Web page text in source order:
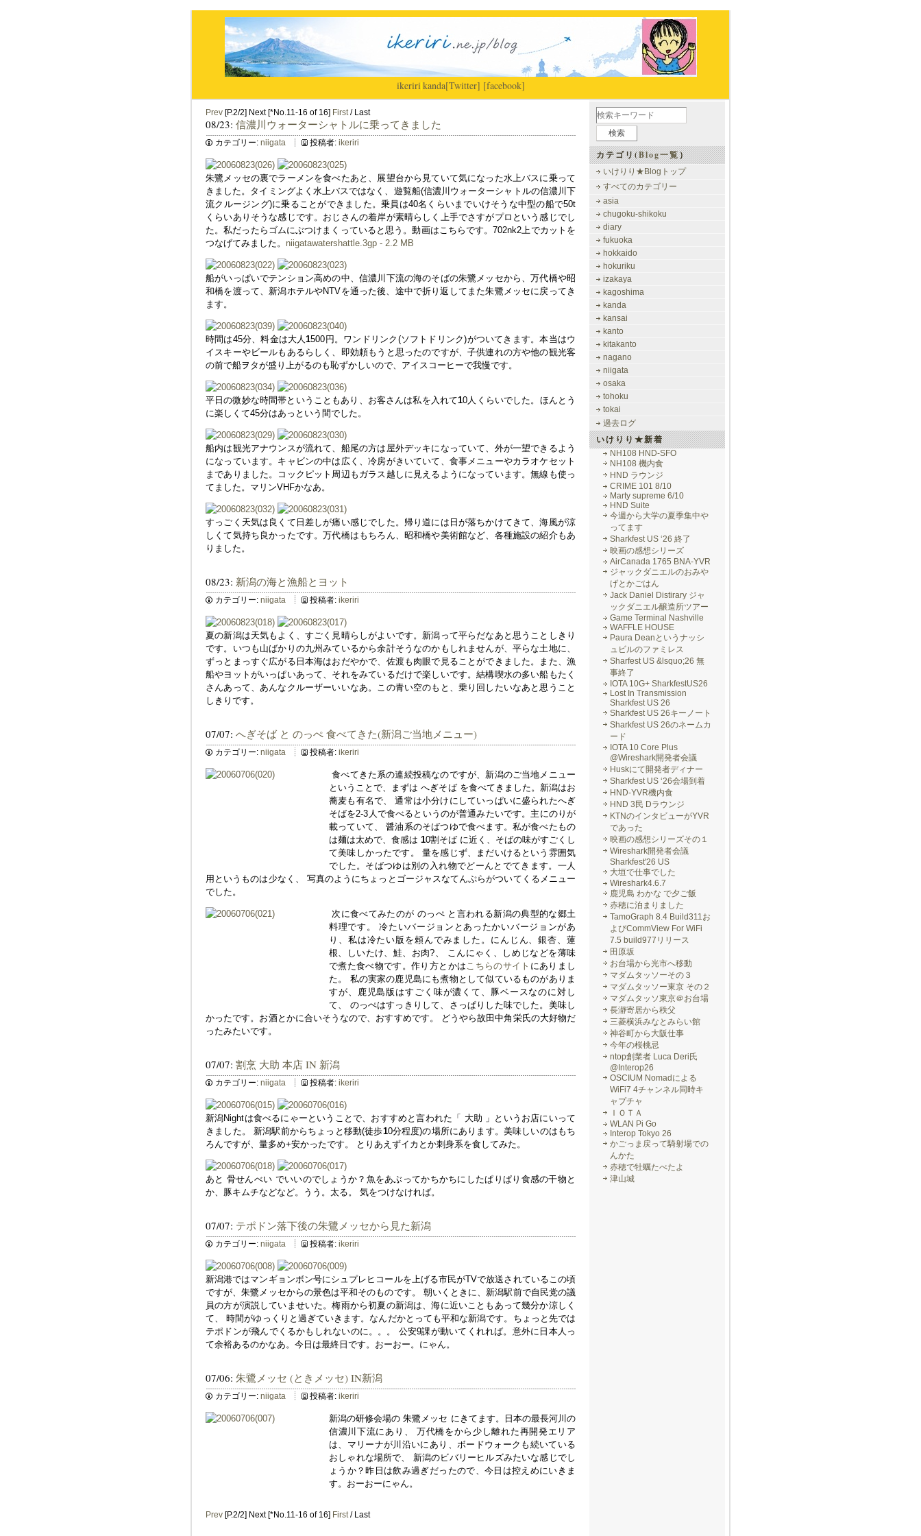
ikeriri|kanda[Twitter] [facebook]
Prev [P.2/2] Next [*No.11-16 of 16] First/ Last
08/23: 信濃川ウォーターシャトルに乗ってきました
カテゴリー: niigata 投稿者: ikeriri
朱鷺メッセの裏でラーメンを食べたあと、展望台から見ていて気になった水上バスに乗って
きました。タイミングよく水上バスではなく、遊覧船(信濃川ウォーターシャトルの信濃川下
流クルージング)に乗ることができました。乗員は40名くらいまでいけそうな中型の船で50t
くらいありそうな感じです。おじさんの着岸が素晴らしく上手でさすがプロという感じでし
た。私だったらゴムにぶつけまくっていると思う。動画はこちらです。702nk2上でカットを
つなげてみました。 niigatawatershattle.3gp - 2.2 MB
船がいっぱいでテンション高めの中、信濃川下流の海のそばの朱鷺メッセから、万代橋や昭
和橋を渡って、新潟ホテルやNTVを通った後、途中で折り返してまた朱鷺メッセに戻ってき
ます。
時間は45分、料金は大人1500円。ワンドリンク(ソフトドリンク)がついてきます。本当はウ
イスキーやビールもあるらしく、即効頼もうと思ったのですが、子供連れの方や他の観光客
の前で船ヲタが盛り上がるのも恥ずかしいので、アイスコーヒーで我慢です。
平日の微妙な時間帯ということもあり、お客さんは私を入れて10人くらいでした。ほんとう
に楽しくて45分はあっという間でした。
船内は観光アナウンスが流れて、船尾の方は屋外デッキになっていて、外が一望できるよう
になっています。キャビンの中は広く、冷房がきいていて、食事メニューやカラオケセット
までありました。コックピット周辺もガラス越しに見えるようになっています。無線も使っ
てました。マリンVHFかなあ。
すっごく天気は良くて日差しが痛い感じでした。帰り道には日が落ちかけてきて、海風が涼
しくて気持ち良かったです。万代橋はもちろん、昭和橋や美術館など、各種施設の紹介もあ
りました。
08/23: 新潟の海と漁船とヨット
カテゴリー: niigata 投稿者: ikeriri
夏の新潟は天気もよく、すごく見晴らしがよいです。新潟って平らだなあと思うことしきり
です。いつも山ばかりの九州みているから余計そうなのかもしれませんが、平らな土地に、
ずっとまっすぐ広がる日本海はおだやかで、佐渡も肉眼で見ることができました。また、漁
船やヨットがいっぱいあって、それをみているだけで楽しいです。結構喫水の多い船もたく
さんあって、あんなクルーザーいいなあ。この青い空のもと、乗り回したいなあと思うこと
しきりです。
07/07: へぎそば と のっぺ 食べてきた(新潟ご当地メニュー)
カテゴリー: niigata 投稿者: ikeriri
食べてきた系の連続投稿なのですが、新潟のご当地メニュー
ということで、まずは へぎそば を食べてきました。新潟はお
蕎麦も有名で、 通常は小分けにしていっぱいに盛られたへぎ
そばを2-3人で食べるというのが普通みたいです。主にのりが
載っていて、 醤油系のそばつゆで食べます。私が食べたもの
は麺は太めで、食感は 10割そば に近く、そばの味がすごくし
て美味しかったです。 量を感じず、まだいけるという雰囲気
でした。そばつゆは別の入れ物でどーんとでてきます。一人
用というものは少なく、 写真のようにちょっとゴージャスなてんぷらがついてくるメニュー
でした。
次に食べてみたのが のっぺ と言われる新潟の典型的な郷土
料理です。 冷たいバージョンとあったかいバージョンがあ
り、私は冷たい版を頼んでみました。にんじん、銀杏、蓮
根、しいたけ、鮭、お肉?、 こんにゃく、しめじなどを薄味
で煮た食べ物です。作り方とかはこちらのサイト にありまし
た。 私の実家の鹿児島にも煮物として似ているものがありま
すが、鹿児島版はすごく味が濃くて、豚ベースなのに対し
て、 のっぺはすっきりして、さっぱりした味でした。美味し
かったです。お酒とかに合いそうなので、おすすめです。 どうやら故田中角栄氏の大好物だ
ったみたいです。
07/07: 割烹 大助 本店 IN 新潟
カテゴリー: niigata 投稿者: ikeriri
新潟Nightは食べるにゃーということで、おすすめと言われた「 大助 」というお店にいって
きました。 新潟駅前からちょっと移動(徒歩10分程度)の場所にあります。美味しいのはもち
ろんですが、量多め+安かったです。 とりあえずイカとか刺身系を食してみた。
あと 骨せんべい でいいのでしょうか？魚をあぶってかちかちにしたぱりぱり食感の干物と
か、豚キムチなどなど。うう。太る。 気をつけなければ。
07/07: テポドン落下後の朱鷺メッセから見た新潟
カテゴリー: niigata 投稿者: ikeriri
新潟港ではマンギョンボン号にシュプレヒコールを上げる市民がTVで放送されているこの頃
ですが、朱鷺メッセからの景色は平和そのものです。 朝いくときに、新潟駅前で自民党の議
員の方が演説していませいた。梅雨から初夏の新潟は、海に近いこともあって幾分か涼しく
て、 時間がゆっくりと過ぎていきます。なんだかとっても平和な新潟です。ちょっと先では
テポドンが飛んでくるかもしれないのに。。。 公安9課が動いてくれれば。意外に日本人っ
て余裕あるのかなあ。今日は最終日です。おーおー。にゃん。
07/06: 朱鷺メッセ (ときメッセ) IN新潟
カテゴリー: niigata 投稿者: ikeriri
新潟の研修会場の 朱鷺メッセ にきてます。日本の最長河川の
信濃川下流にあり、 万代橋をから少し離れた再開発エリア
は、マリーナが川沿いにあり、ボードウォークも続いている
おしゃれな場所で、 新潟のビバリーヒルズみたいな感じでし
ょうか？昨日は飲み過ぎだったので、今日は控えめにいきま
す。おーおーにゃん。
Prev [P.2/2] Next [*No.11-16 of 16] First/ Last
カテゴリ(Blog一覧）
いけりり★Blogトップ
すべてのカテゴリー
asia
chugoku-shikoku
diary
fukuoka
hokkaido
hokuriku
izakaya
kagoshima
kanda
kansai
kanto
kitakanto
nagano
niigata
osaka
tohoku
tokai
過去ログ
いけりり★新着
NH108 HND-SFO
NH108 機内食
HND ラウンジ
CRIME 101 8/10
Marty supreme 6/10
HND Suite
今週から大学の夏季集中や
ってます
Sharkfest US ‘26 終了
映画の感想シリーズ
AirCanada 1765 BNA-YVR
ジャックダニエルのおみや
げとかごはん
Jack Daniel Distirary ジャ
ックダニエル醸造所ツアー
Game Terminal Nashville
WAFFLE HOUSE
Paura Deanというナッシ
ュビルのファミレス
Sharfest US &lsquo;26 無
事終了
IOTA 10G+ SharkfestUS26
Lost In Transmission
Sharkfest US 26
Sharkfest US 26キーノート
Sharkfest US 26のネームカ
ード
IOTA 10 Core Plus
@Wireshark開発者会議
Huskにて開発者ディナー
Sharkfest US ‘26会場到着
HND-YVR機内食
HND 3民 Dラウンジ
KTNのインタビューがYVR
であった
映画の感想シリーズその１
Wireshark開発者会議
Sharkfest'26 US
大垣で仕事でした
Wireshark4.6.7
鹿児島 わかな で夕ご飯
赤穂に泊まりました
TamoGraph 8.4 Build311お
よびCommView For WiFi
7.5 build977リリース
田原坂
お台場から光市へ移動
マダムタッソーその３
マダムタッソー東京 その２
マダムタッソ東京＠お台場
長瀞寄居から秩父
三菱横浜みなとみらい館
神谷町から大阪仕事
今年の桜桃忌
ntop創業者 Luca Deri氏
@Interop26
OSCIUM Nomadによる
WiFi7 4チャンネル同時キ
ャプチャ
ＩＯＴＡ
WLAN Pi Go
Interop Tokyo 26
かごっま戻って騎射場での
んかた
赤穂で牡蠣たべたよ
津山城